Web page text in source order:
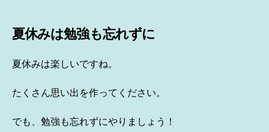
夏休みは勉強も忘れずに
夏休みは楽しいですね。
たくさん思い出を作ってください。
でも、勉強も忘れずにやりましょう！